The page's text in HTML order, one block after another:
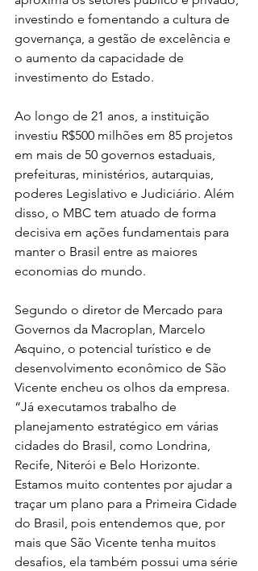
investindo e fomentando a cultura de
governança, a gestão de excelência e
o aumento da capacidade de
investimento do Estado.
Ao longo de 21 anos, a instituição
investiu R$500 milhões em 85 projetos
em mais de 50 governos estaduais,
prefeituras, ministérios, autarquias,
poderes Legislativo e Judiciário. Além
disso, o MBC tem atuado de forma
decisiva em ações fundamentais para
manter o Brasil entre as maiores
economias do mundo.
Segundo o diretor de Mercado para
Governos da Macroplan, Marcelo
Asquino, o potencial turístico e de
desenvolvimento econômico de São
Vicente encheu os olhos da empresa.
“Já executamos trabalho de
planejamento estratégico em várias
cidades do Brasil, como Londrina,
Recife, Niterói e Belo Horizonte.
Estamos muito contentes por ajudar a
traçar um plano para a Primeira Cidade
do Brasil, pois entendemos que, por
mais que São Vicente tenha muitos
desafios, ela também possui uma série